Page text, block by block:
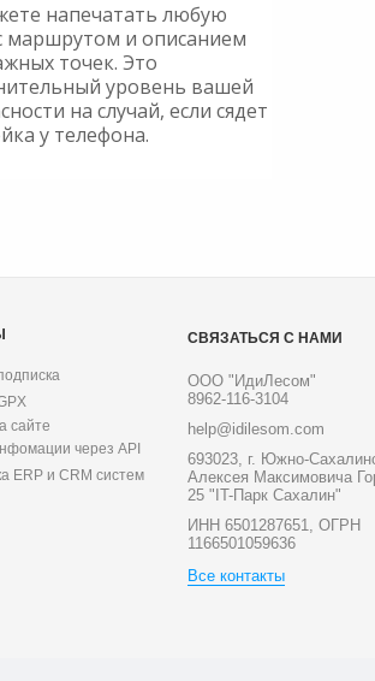
напечатать любую
маршрутом и описанием
точек. Это
уровень вашей
на случай, если сядет
у телефона.
сайте
через API
ERP и CRM систем
СВЯЗАТЬСЯ С НАМИ
ООО "ИдиЛесом"
8962-116-3104
help@idilesom.com
693023, г. Южно-
Алексея Максимовича
25 "IT-Парк Сахалин"
ИНН 6501287651, ОГРН
1166501059636
Все контакты